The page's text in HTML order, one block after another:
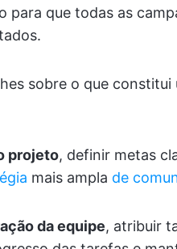
para que todas as
sobre o que constitui
projeto, definir metas
mais ampla de
da equipe, atribuir